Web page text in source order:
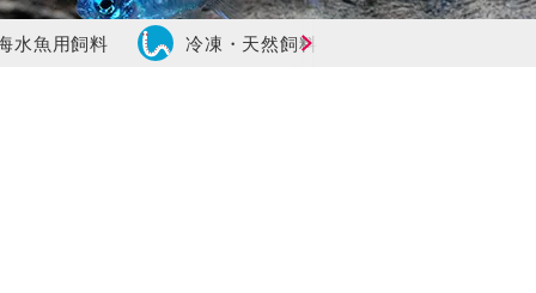
水魚用飼料 冷凍・天然飼料